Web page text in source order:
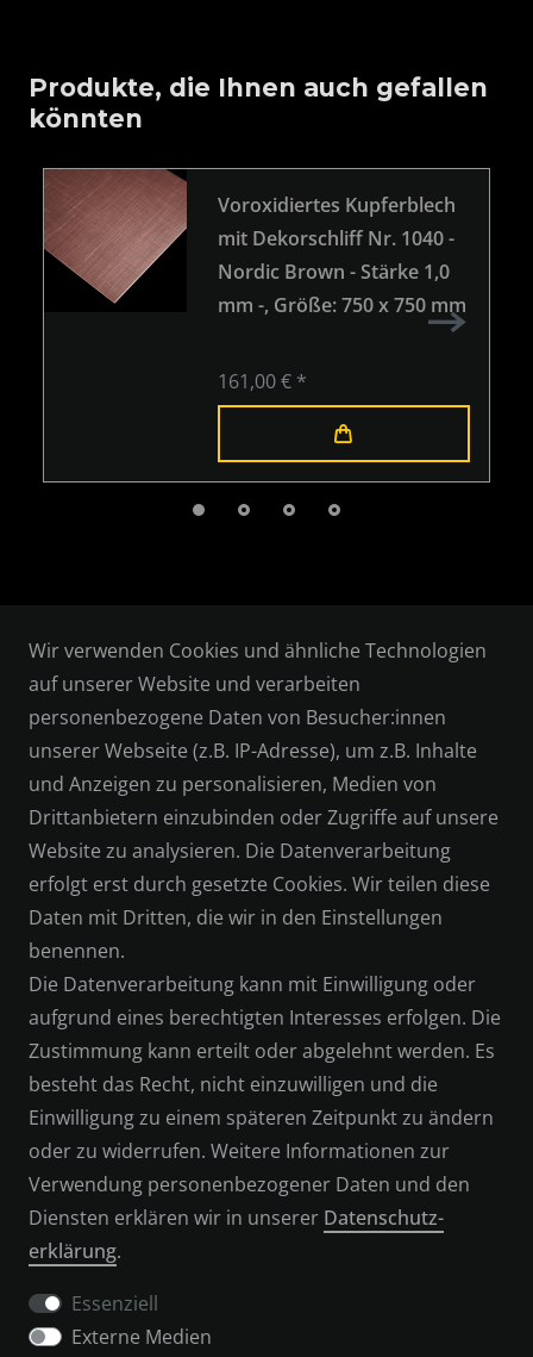
Produkte, die Ihnen auch gefallen
könnten
Voroxidiertes Kupferblech
mit Dekorschliff Nr. 1040 -
Nordic Brown - Stärke 1,0
mm -, Größe: 750 x 750 mm
161,00 € *
RECHTLICHES
AGB
WIDERRUFSRECHT
DATENSCHUTZERKLÄRUNG
SERVICE
KONTAKT
ZAHLUNGSARTEN
VERSAND & RETOUREN
WIDERRUFSFORMULAR
Wir verwenden Cookies und ähnliche Technologien
auf unserer Website und verarbeiten
personenbezogene Daten von Besucher:innen
unserer Webseite (z.B. IP-Adresse), um z.B. Inhalte
und Anzeigen zu personalisieren, Medien von
Drittanbietern einzubinden oder Zugriffe auf unsere
Website zu analysieren. Die Datenverarbeitung
erfolgt erst durch gesetzte Cookies. Wir teilen diese
Daten mit Dritten, die wir in den Einstellungen
benennen.
Die Datenverarbeitung kann mit Einwilligung oder
aufgrund eines berechtigten Interesses erfolgen. Die
Zustimmung kann erteilt oder abgelehnt werden. Es
besteht das Recht, nicht einzuwilligen und die
Einwilligung zu einem späteren Zeitpunkt zu ändern
oder zu widerrufen. Weitere Informationen zur
Verwendung personenbezogener Daten und den
Diensten erklären wir in unserer Daten­schutz­
erklärung.
Essenziell
Externe Medien